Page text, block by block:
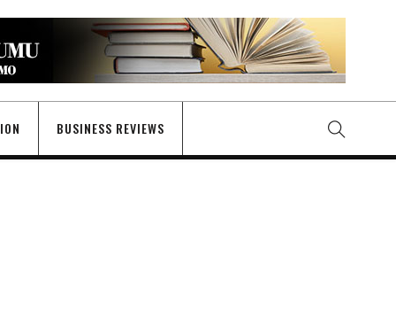
BUSINESS REVIEWS